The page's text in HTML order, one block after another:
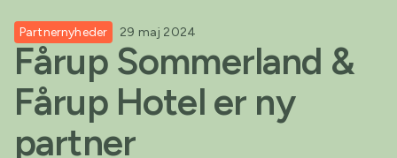
Partnernyheder 29 maj 2024
Fårup Sommerland &
Fårup Hotel er ny
partner